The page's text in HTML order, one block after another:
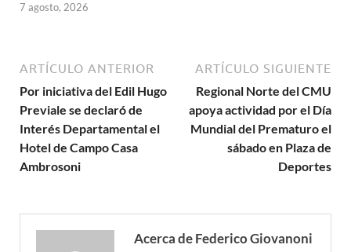
7 agosto, 2026
ARTÍCULO ANTERIOR
Por iniciativa del Edil Hugo
Previale se declaró de
Interés Departamental el
Hotel de Campo Casa
Ambrosoni
ARTÍCULO SIGUIENTE
Regional Norte del CMU
apoya actividad por el Día
Mundial del Prematuro el
sábado en Plaza de
Deportes
Acerca de Federico Giovanoni